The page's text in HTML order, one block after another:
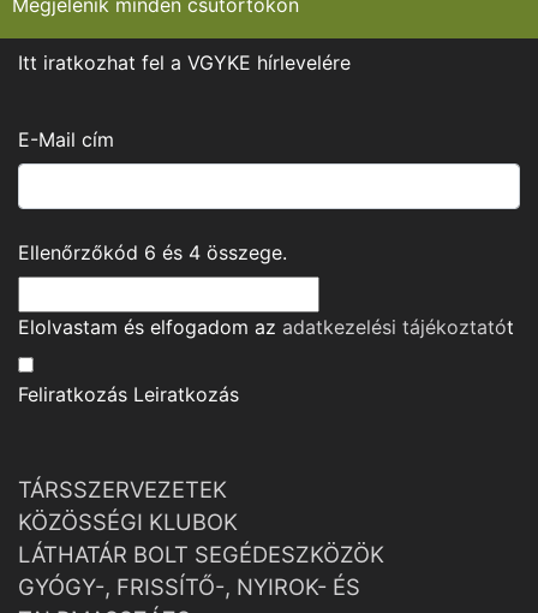
Megjelenik minden csütörtökön
Itt iratkozhat fel a VGYKE hírlevelére
E-Mail cím
Ellenőrzőkód 6 és 4 összege.
Elolvastam és elfogadom az adatkezelési tájékoztatót
Feliratkozás Leiratkozás
TÁRSSZERVEZETEK
KÖZÖSSÉGI KLUBOK
LÁTHATÁR BOLT SEGÉDESZKÖZÖK
GYÓGY-, FRISSÍTŐ-, NYIROK- ÉS